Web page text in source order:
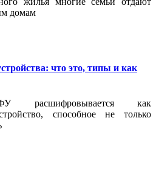
домам
что это, типы и как
расшифровывается как
способное не только